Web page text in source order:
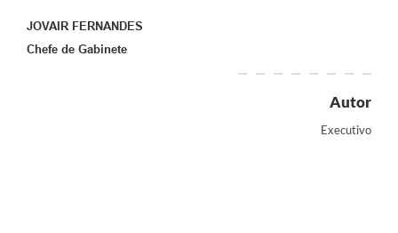
JOVAIR FERNANDES
Chefe de Gabinete
Autor
Executivo